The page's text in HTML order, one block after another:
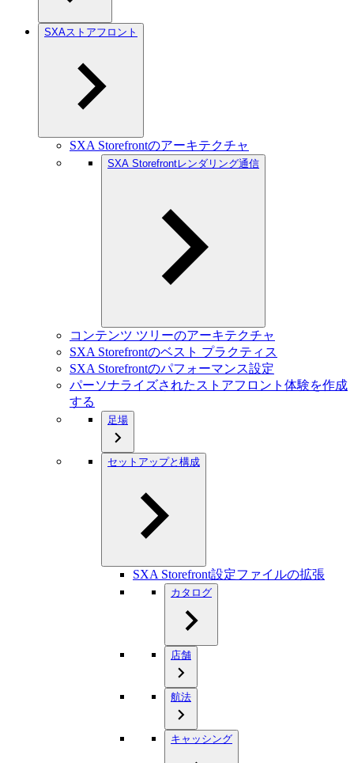
SXAストアフロント
SXA Storefrontのアーキテクチャ
SXA Storefrontレンダリング通信
コンテンツ ツリーのアーキテクチャ
SXA Storefrontのベスト プラクティス
SXA Storefrontのパフォーマンス設定
パーソナライズされたストアフロント体験を作成
する
足場
セットアップと構成
SXA Storefront設定ファイルの拡張
カタログ
店舗
航法
キャッシング